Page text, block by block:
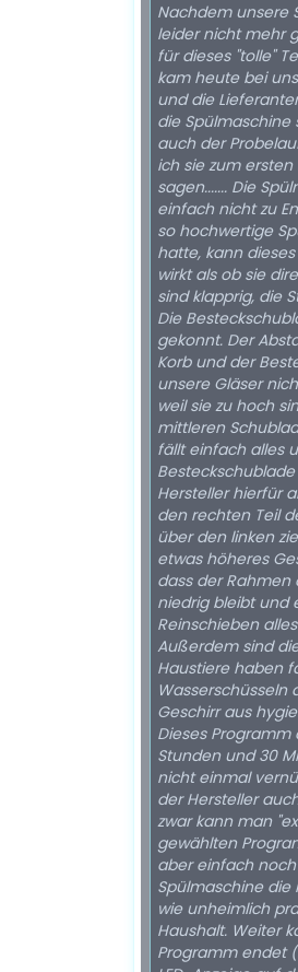
Nachdem unsere
leider nicht mehr
für dieses "tolle"
kam heute bei
und die Lieferanten
die
auch der
ich sie zum
sagen....... Die
einfach nicht zu
so hochwertige
hatte, kann
wirkt als ob sie
sind klapprig, die
Die
gekonnt. Der
Korb und der
unsere Gläser
weil sie zu hoch
mittleren
fällt einfach alles
Hersteller hierfür
den rechten Teil
über den linken
etwas höheres
dass der
niedrig bleibt und
Reinschieben
Außerdem sind
Haustiere haben
Wasserschüsseln
Geschirr aus
Dieses
Stunden und 30
nicht einmal
der Hersteller
zwar kann man
gewählten
aber einfach
Spülmaschine
wie unheimlich
Haushalt. Weiter
Programm endet